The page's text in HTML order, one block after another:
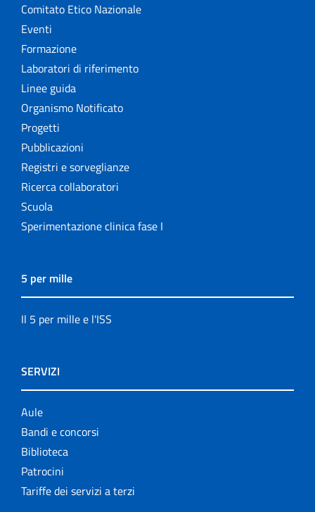
Comitato Etico Nazionale
Eventi
Formazione
Laboratori di riferimento
Linee guida
Organismo Notificato
Progetti
Pubblicazioni
Registri e sorveglianze
Ricerca collaboratori
Scuola
Sperimentazione clinica fase I
5 per mille
Il 5 per mille e l'ISS
SERVIZI
Aule
Bandi e concorsi
Biblioteca
Patrocini
Tariffe dei servizi a terzi